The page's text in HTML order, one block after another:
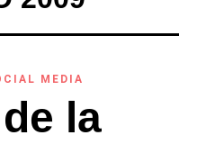
MEDIA
la